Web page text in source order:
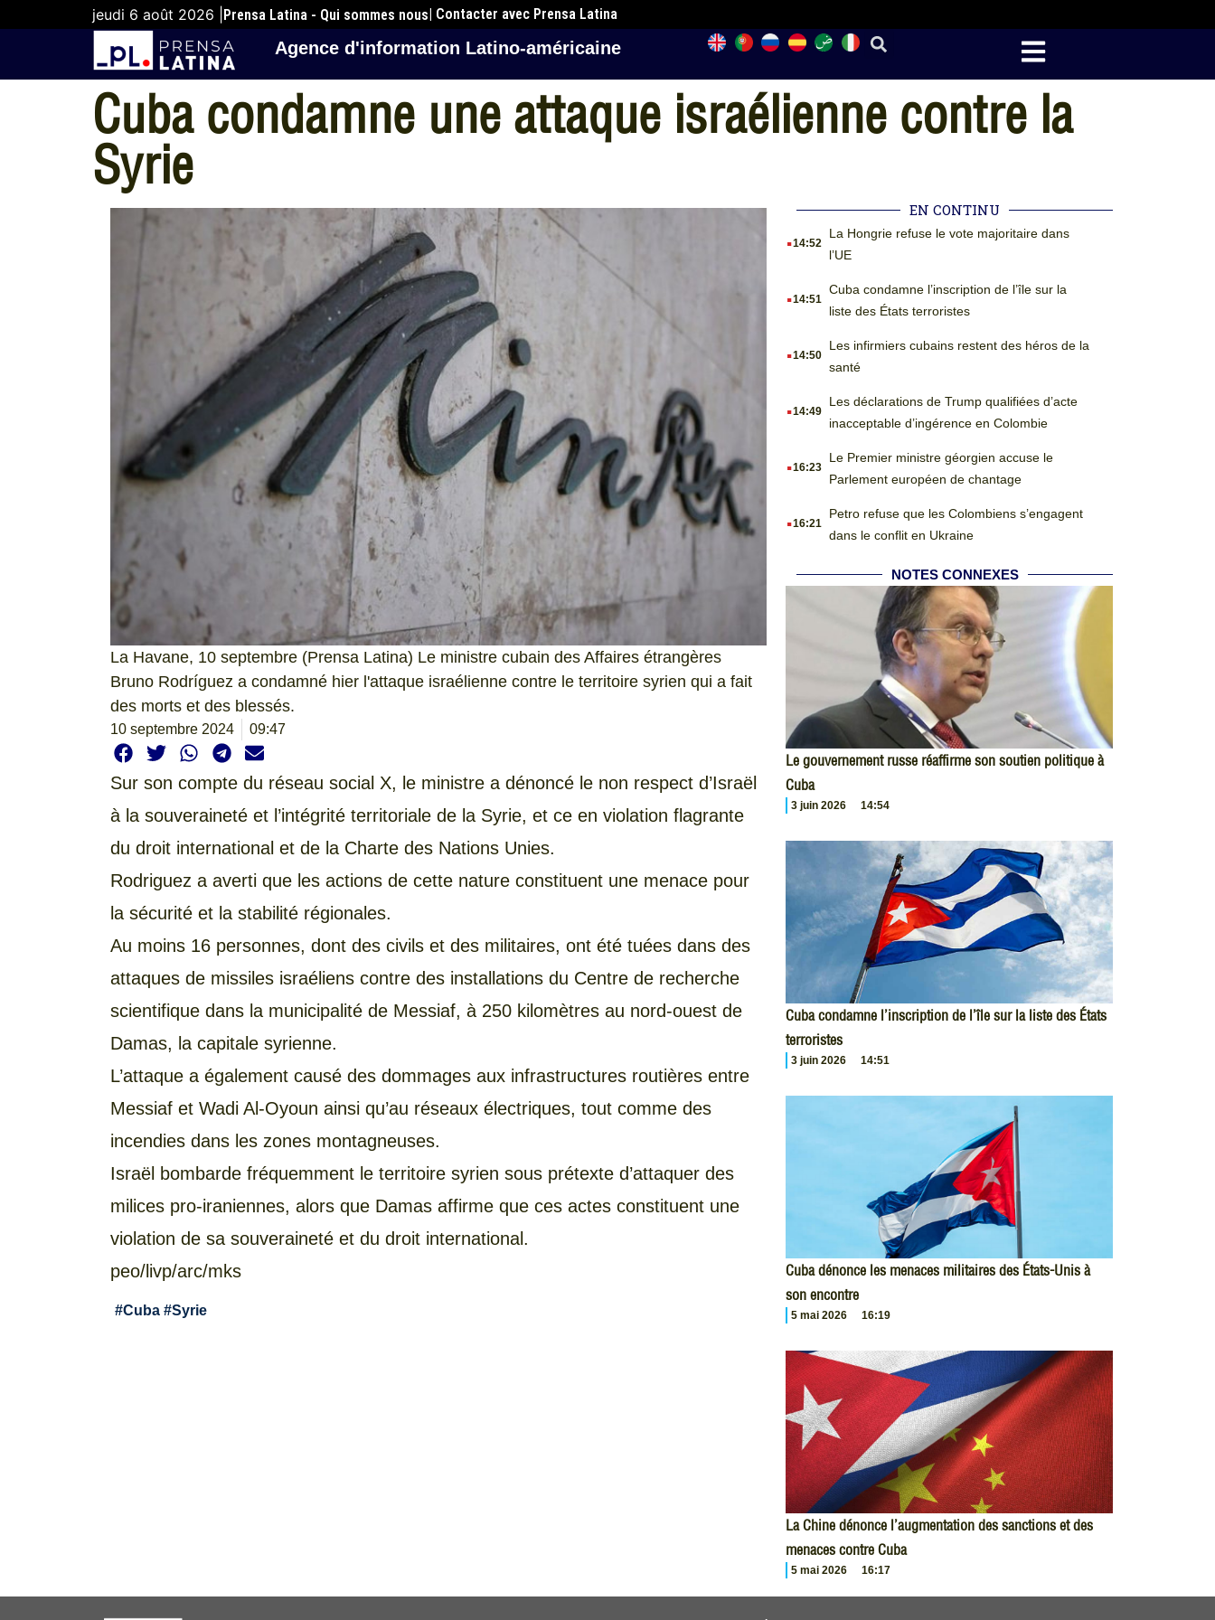
jeudi 6 août 2026 | Prensa Latina - Qui sommes nous| Contacter avec Prensa Latina
Agence d'information Latino-américaine
Cuba condamne une attaque israélienne contre la
Syrie
La Havane, 10 septembre (Prensa Latina) Le ministre cubain des Affaires étrangères
Bruno Rodríguez a condamné hier l'attaque israélienne contre le territoire syrien qui a fait
des morts et des blessés.
10 septembre 2024 09:47
Sur son compte du réseau social X, le ministre a dénoncé le non respect d’Israël
à la souveraineté et l’intégrité territoriale de la Syrie, et ce en violation flagrante
du droit international et de la Charte des Nations Unies.
Rodriguez a averti que les actions de cette nature constituent une menace pour
la sécurité et la stabilité régionales.
Au moins 16 personnes, dont des civils et des militaires, ont été tuées dans des
attaques de missiles israéliens contre des installations du Centre de recherche
scientifique dans la municipalité de Messiaf, à 250 kilomètres au nord-ouest de
Damas, la capitale syrienne.
L’attaque a également causé des dommages aux infrastructures routières entre
Messiaf et Wadi Al-Oyoun ainsi qu’au réseaux électriques, tout comme des
incendies dans les zones montagneuses.
Israël bombarde fréquemment le territoire syrien sous prétexte d’attaquer des
milices pro-iraniennes, alors que Damas affirme que ces actes constituent une
violation de sa souveraineté et du droit international.
peo/livp/arc/mks
#Cuba #Syrie
EN CONTINU
.14:52
La Hongrie refuse le vote majoritaire dans
l’UE
.14:51
Cuba condamne l’inscription de l’île sur la
liste des États terroristes
.14:50
Les infirmiers cubains restent des héros de la
santé
.14:49
Les déclarations de Trump qualifiées d’acte
inacceptable d’ingérence en Colombie
.16:23
Le Premier ministre géorgien accuse le
Parlement européen de chantage
.16:21
Petro refuse que les Colombiens s’engagent
dans le conflit en Ukraine
NOTES CONNEXES
Le gouvernement russe réaffirme son soutien politique à
Cuba
3 juin 2026 14:54
Cuba condamne l’inscription de l’île sur la liste des États
terroristes
3 juin 2026 14:51
Cuba dénonce les menaces militaires des États-Unis à
son encontre
5 mai 2026 16:19
La Chine dénonce l’augmentation des sanctions et des
menaces contre Cuba
5 mai 2026 16:17